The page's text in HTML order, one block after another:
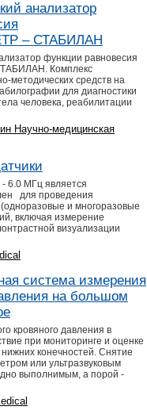
анализатор
– СТАБИЛАН
функции равновесия
Комплекс
методических средств на
для диагностики
человека, реабилитации
Научно-медицинская
- 6.0 МГц является
для проведения
и многоразовые
включая измерение
визуализации
система измерения
на большом
кровяного давления в
при мониторинге и оценке
конечностей. Снятие
или ультразвуковым
выполнимым, а порой -